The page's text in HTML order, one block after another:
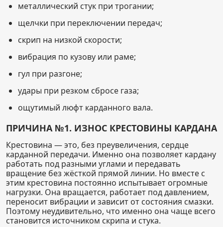
металлический стук при трогании;
щелчки при переключении передач;
скрип на низкой скорости;
вибрация по кузову или раме;
гул при разгоне;
удары при резком сбросе газа;
ощутимый люфт карданного вала.
ПРИЧИНА №1. ИЗНОС КРЕСТОВИНЫ КАРДАНА
Крестовина — это, без преувеличения, сердце
карданной передачи. Именно она позволяет кардану
работать под разными углами и передавать
вращение без жёсткой прямой линии. Но вместе с
этим крестовина постоянно испытывает огромные
нагрузки. Она вращается, работает под давлением,
переносит вибрации и зависит от состояния смазки.
Поэтому неудивительно, что именно она чаще всего
становится источником скрипа и стука.